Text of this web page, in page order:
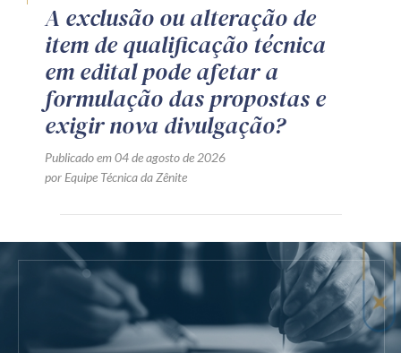
A exclusão ou alteração de
item de qualificação técnica
em edital pode afetar a
formulação das propostas e
exigir nova divulgação?
Publicado em 04 de agosto de 2026
por Equipe Técnica da Zênite